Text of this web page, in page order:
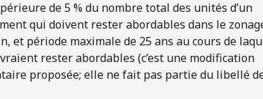
de 5 % du nombre total des unités d’un
qui doivent rester abordables dans le
et période maximale de 25 ans au cours de
rester abordables (c’est une modification
proposée; elle ne fait pas partie du libellé